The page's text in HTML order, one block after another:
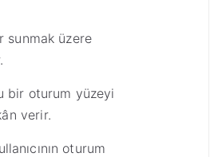
sunmak üzere
bir oturum yüzeyi
verir.
oturum